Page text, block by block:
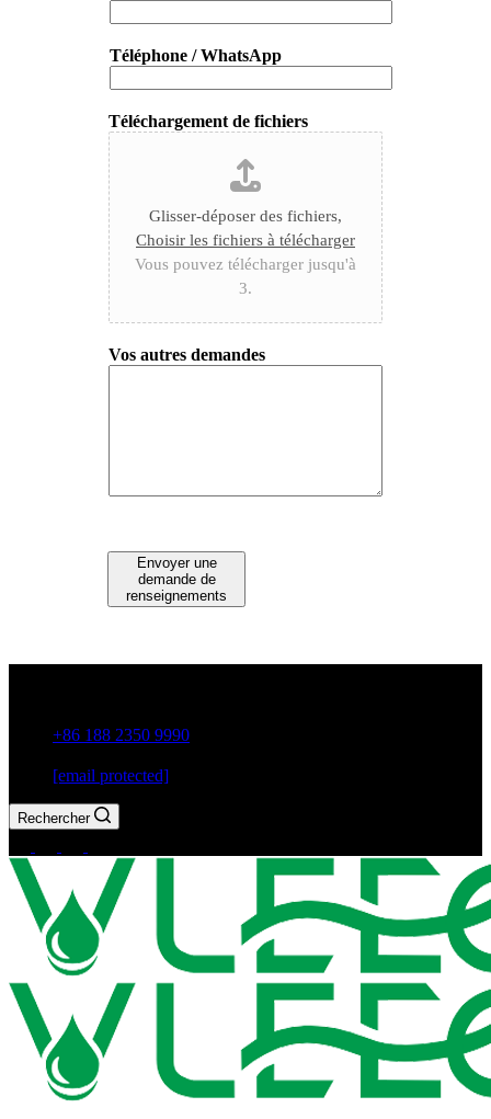
Téléphone / WhatsApp
Téléchargement de fichiers
Glisser-déposer des fichiers,
Choisir les fichiers à télécharger
Vous pouvez télécharger jusqu'à
3.
Vos autres demandes
Envoyer une
demande de
renseignements
+86 188 2350 9990
[email protected]
Rechercher